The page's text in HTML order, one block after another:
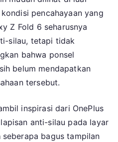
pencahayaan yang
Z Fold 6 seharusnya
silau, tetapi tidak
bahwa ponsel
belum mendapatkan
tersebut.
inspirasi dari OnePlus
anti-silau pada layar
bagus tampilan